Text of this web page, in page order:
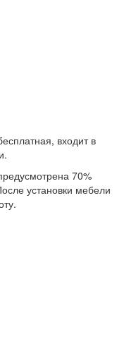
входит в
70%
установки мебели